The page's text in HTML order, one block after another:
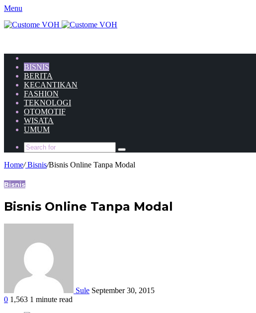
Menu
BISNIS
BERITA
KECANTIKAN
FASHION
TEKNOLOGI
OTOMOTIF
WISATA
UMUM
Home/Bisnis/Bisnis Online Tanpa Modal
Bisnis
Bisnis Online Tanpa Modal
Sule September 30, 2015
0 1,563 1 minute read